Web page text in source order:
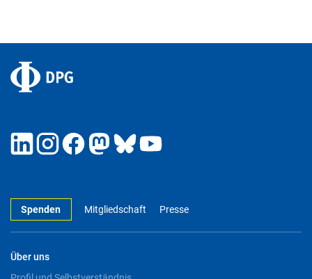
Spenden Mitgliedschaft Presse
Über uns